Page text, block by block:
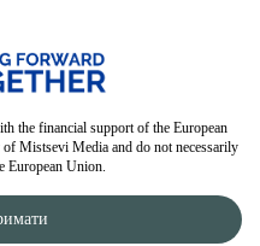
the financial support of the European
Mistsevi Media and do not necessarily
European Union.